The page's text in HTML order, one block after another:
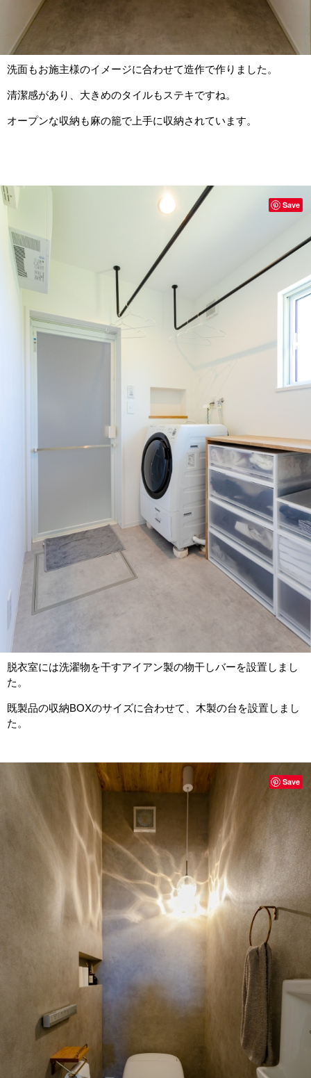
洗面もお施主様のイメージに合わせて造作で作りました。
清潔感があり、大きめのタイルもステキですね。
オープンな収納も麻の籠で上手に収納されています。
脱衣室には洗濯物を干すアイアン製の物干しバーを設置しまし
た。
既製品の収納BOXのサイズに合わせて、木製の台を設置しまし
た。
Save
Save